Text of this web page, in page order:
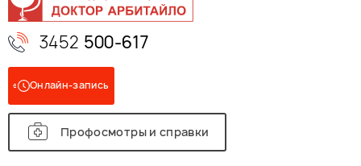
3452 500-617
Онлайн-запись
Профосмотры и справки